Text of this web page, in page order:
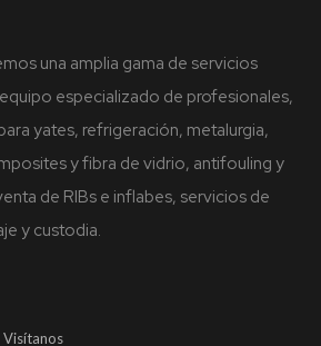
una amplia gama de servicios
especializado de profesionales,
yates, refrigeración, metalurgia,
y fibra de vidrio, antifouling y
de RIBs e inflabes, servicios de
y custodia.
Visítanos